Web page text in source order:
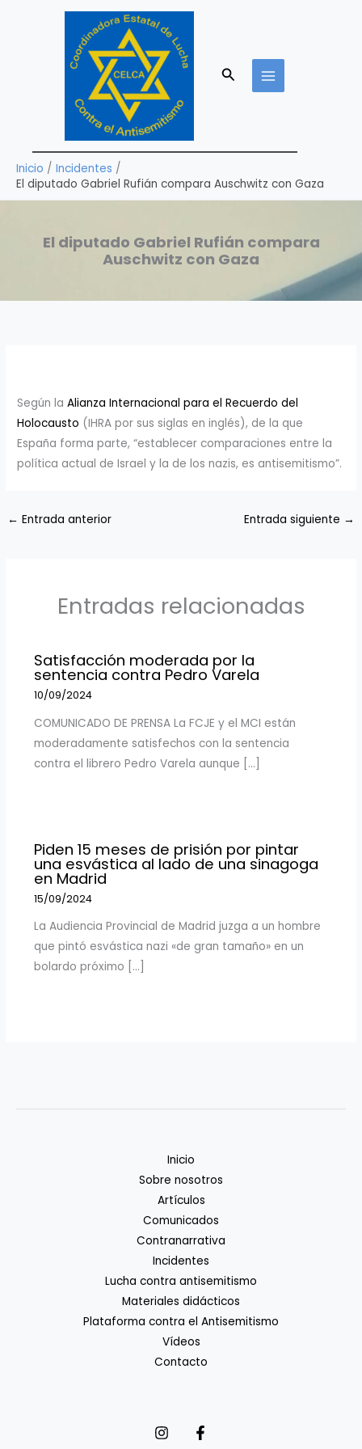
Buscar
Inicio
Incidentes
El diputado Gabriel Rufián compara Auschwitz con Gaza
El diputado Gabriel Rufián compara
Auschwitz con Gaza
Según laAlianza Internacional para el Recuerdo del
Holocausto (IHRA por sus siglas en inglés), de la que
España forma parte, “establecer comparaciones entre la
política actual de Israel y la de los nazis, es antisemitismo”.
← Entrada anterior Entrada siguiente →
Entradas relacionadas
Satisfacción moderada por la
sentencia contra Pedro Varela
10/09/2024
COMUNICADO DE PRENSA La FCJE y el MCI están
moderadamente satisfechos con la sentencia
contra el librero Pedro Varela aunque […]
Piden 15 meses de prisión por pintar
una esvástica al lado de una sinagoga
en Madrid
15/09/2024
La Audiencia Provincial de Madrid juzga a un hombre
que pintó esvástica nazi «de gran tamaño» en un
bolardo próximo […]
Inicio
Sobre nosotros
Artículos
Comunicados
Contranarrativa
Incidentes
Lucha contra antisemitismo
Materiales didácticos
Plataforma contra el Antisemitismo
Vídeos
Contacto